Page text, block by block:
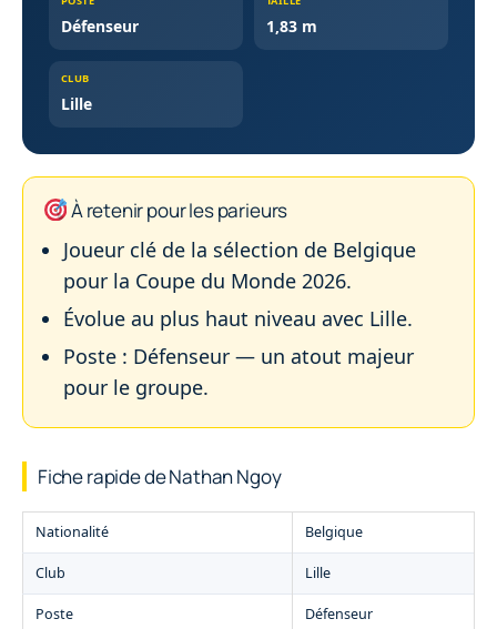
Défenseur 1,83 m
CLUB
Lille
À retenir pour les parieurs
Joueur clé de la sélection de Belgique
pour la Coupe du Monde 2026.
Évolue au plus haut niveau avec Lille.
Poste : Défenseur — un atout majeur
pour le groupe.
Fiche rapide de Nathan Ngoy
Nationalité Belgique
Club Lille
Poste Défenseur